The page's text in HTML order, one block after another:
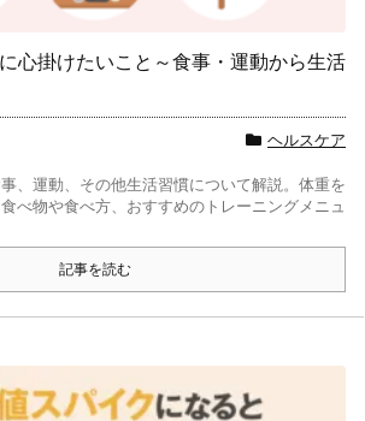
心掛けたいこと～食事・運動から生活
ヘルスケア
、運動、その他生活習慣について解説。体重を
べ物や食べ方、おすすめのトレーニングメニュ
記事を読む